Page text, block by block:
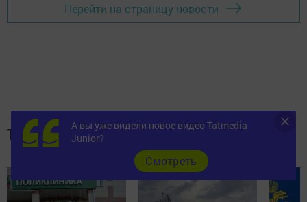
Перейти на страницу новости
Топ 5 новостейА вы уже видели новое видео Tatmedia
Junior?
Cмотреть